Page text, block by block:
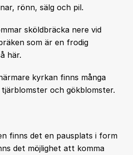
rönn, sälg och pil.
sköldbräcka nere vid
som är en frodig
här.
kyrkan finns många
och gökblomster.
finns det en pausplats i form
det möjlighet att komma